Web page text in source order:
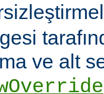
ve alt